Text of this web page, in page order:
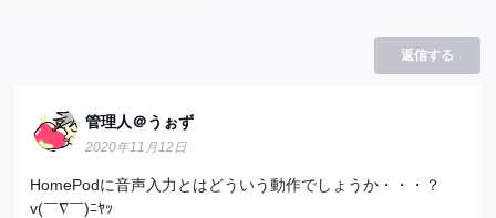
返信する
管理人＠うぉず
2020年11月12日
HomePodに音声入力とはどういう動作でしょうか・・・？
v(￣∇￣)ﾆﾔｯ